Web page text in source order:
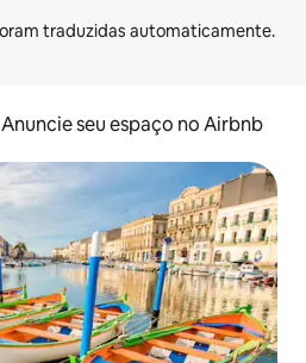
Anuncie seu espaço no Airbnb